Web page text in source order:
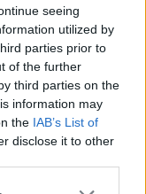
seeing
utilized by
parties prior to
of the further
third parties on the
information may
the IAB’s List of
disclose it to other
or more Google
la jornada 25
ha dejado una
molestias.
estado y el tiempo
de baja.